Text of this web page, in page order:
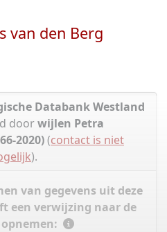
van den Berg
Databank Westland
doorwijlen Petra
2020)(contact is niet
).
van gegevens uit deze
een verwijzing naar de